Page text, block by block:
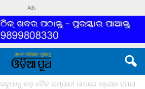
Ads
ସବୁଠାରୁ ବଡ଼ ତୈଳ କମ୍ପାନୀ ଉପରେ ଡ୍ରୋନ ହମଲା